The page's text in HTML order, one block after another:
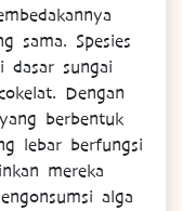
sama. Spesies
sungai
Dengan
berbentuk
lebar berfungsi
mereka
alga